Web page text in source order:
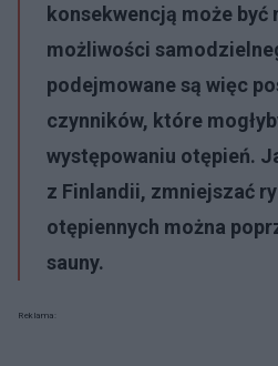
konsekwencją może być
możliwości
podejmowane są więc
czynników, które
występowaniu otępień.
z Finlandii, zmniejszać
otępiennych można
sauny.
Reklama: